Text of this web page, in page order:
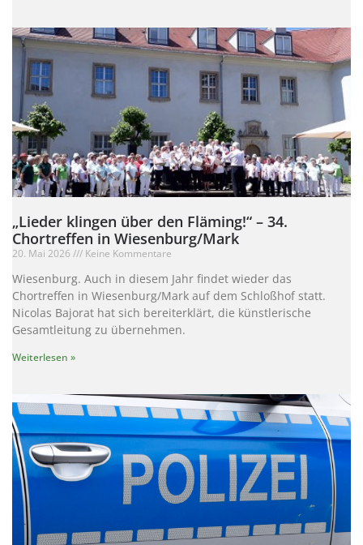
„Lieder klingen über den Fläming!“ – 34.
Chortreffen in Wiesenburg/Mark
20. Mai 2026 Keine Kommentare
Wiesenburg. Auch in diesem Jahr findet wieder das
Chortreffen in Wiesenburg/Mark auf dem Schloßhof statt.
Nicolas Bajorat hat sich bereiterklärt, die künstlerische
Gesamtleitung zu übernehmen.
Weiterlesen »